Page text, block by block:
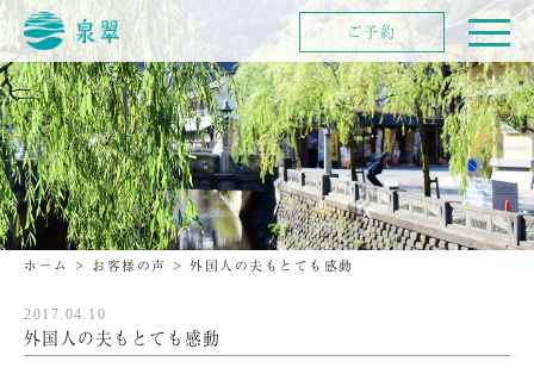
ホーム > お客様の声 > 外国人の夫もとても感動
2017.04.10
外国人の夫もとても感動
ご予約